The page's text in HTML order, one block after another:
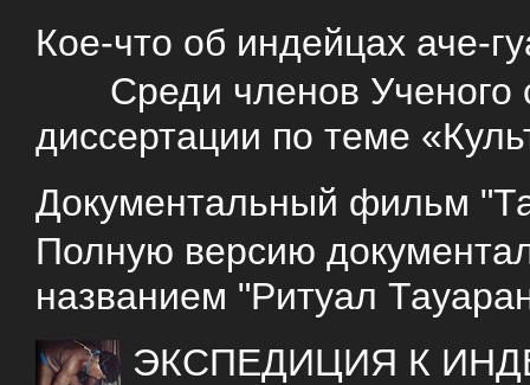
Кое-что об индейцах аче-
Среди членов Ученого
диссертации по теме
Документальный фильм
Полную версию
названием "Ритуал
ЭКСПЕДИЦИЯ К